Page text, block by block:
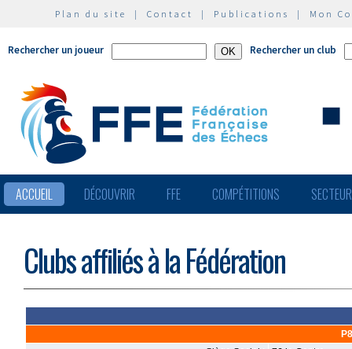
Plan du site | Contact | Publications | Mon
Rechercher un joueur Rechercher un club
ACCUEIL DÉCOUVRIR FFE COMPÉTITIONS
Clubs affiliés à la Fédération